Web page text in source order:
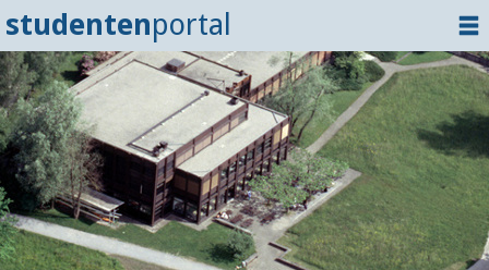
studentenportal
Home
Dokumente
Events
? Tipps
Login